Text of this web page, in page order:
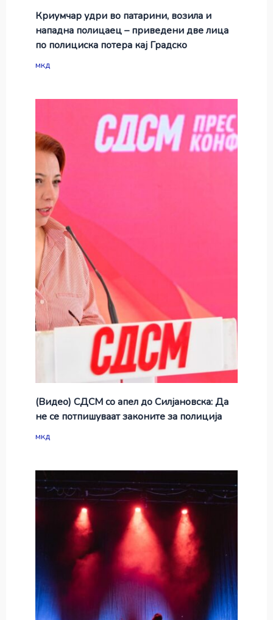
Криумчар удри во патарини, возила и
нападна полицаец – приведени две лица
по полициска потера кај Градско
мкд
(Видео) СДСМ со апел до Силјановска: Да
не се потпишуваат законите за полиција
мкд